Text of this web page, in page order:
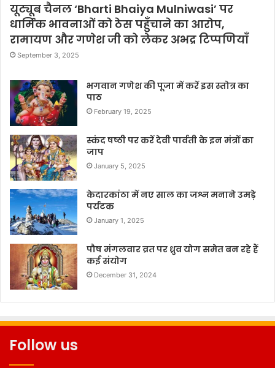
यूट्यूब चैनल ‘Bharti Bhaiya Mulniwasi’ पर
धार्मिक भावनाओं को ठेस पहुँचाने का आरोप,
रामायण और गणेश जी को लेकर अभद्र टिप्पणियाँ
September 3, 2025
भगवान गणेश की पूजा में करें इस स्तोत्र का
पाठ
February 19, 2025
स्कंद षष्ठी पर करें देवी पार्वती के इन मंत्रों का
जाप
January 5, 2025
केदारकांठा में नए साल का जश्न मनाने उमड़े
पर्यटक
January 1, 2025
पौष मंगलवार व्रत पर ध्रुव योग समेत बन रहे हैं
कई संयोग
December 31, 2024
Follow us